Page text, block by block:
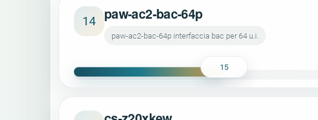
14 paw-ac2-bac-64p
paw-ac2-bac-64p interfaccia bac per 64 u.i.
15